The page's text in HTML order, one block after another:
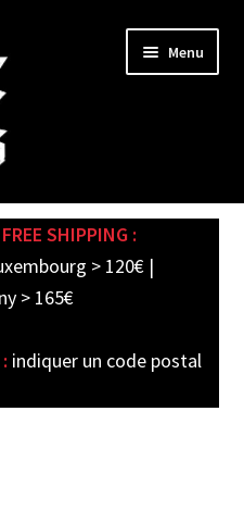
Menu
child
SHIPPING :
> 120€ |
> 165€
indiquer un code postal